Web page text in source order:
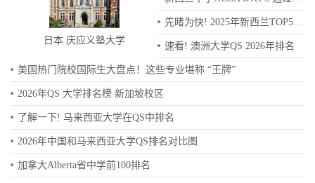
日本 庆应义塾大学
先睹为快! 2025年新西兰TOP50中学排名
速看! 澳洲大学QS 2026年排名
美国热门院校国际生大盘点！这些专业堪称 “王牌”
2026年QS 大学排名榜 新加坡校区
了解一下! 马来西亚大学在QS中排名
2026年中国和马来西亚大学QS排名对比图
加拿大Alberta省中学前100排名